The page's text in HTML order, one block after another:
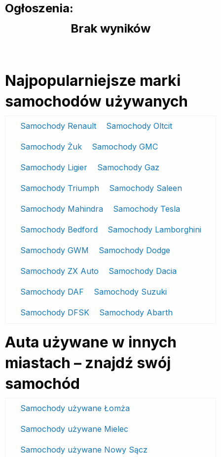
Ogłoszenia:
Brak wyników
Najpopularniejsze marki
samochodów używanych
Samochody Renault Samochody Oltcit
Samochody Żuk Samochody GMC
Samochody Ligier Samochody Gaz
Samochody Triumph Samochody Saleen
Samochody Mahindra Samochody Tesla
Samochody Bedford Samochody Lamborghini
Samochody GWM Samochody Dodge
Samochody ZX Auto Samochody Dacia
Samochody DAF Samochody Suzuki
Samochody DFSK Samochody Abarth
Auta używane w innych
miastach – znajdź swój
samochód
Samochody używane Łomża
Samochody używane Mielec
Samochody używane Nowy Sącz